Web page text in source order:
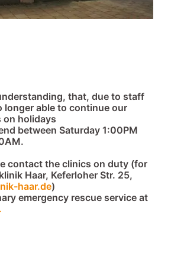
that, due to staff
longer able to continue our
on holidays
between Saturday 1:00PM
contact the clinics on duty (for
Haar, Keferloher Str. 25,
haar.de)
emergency rescue service at